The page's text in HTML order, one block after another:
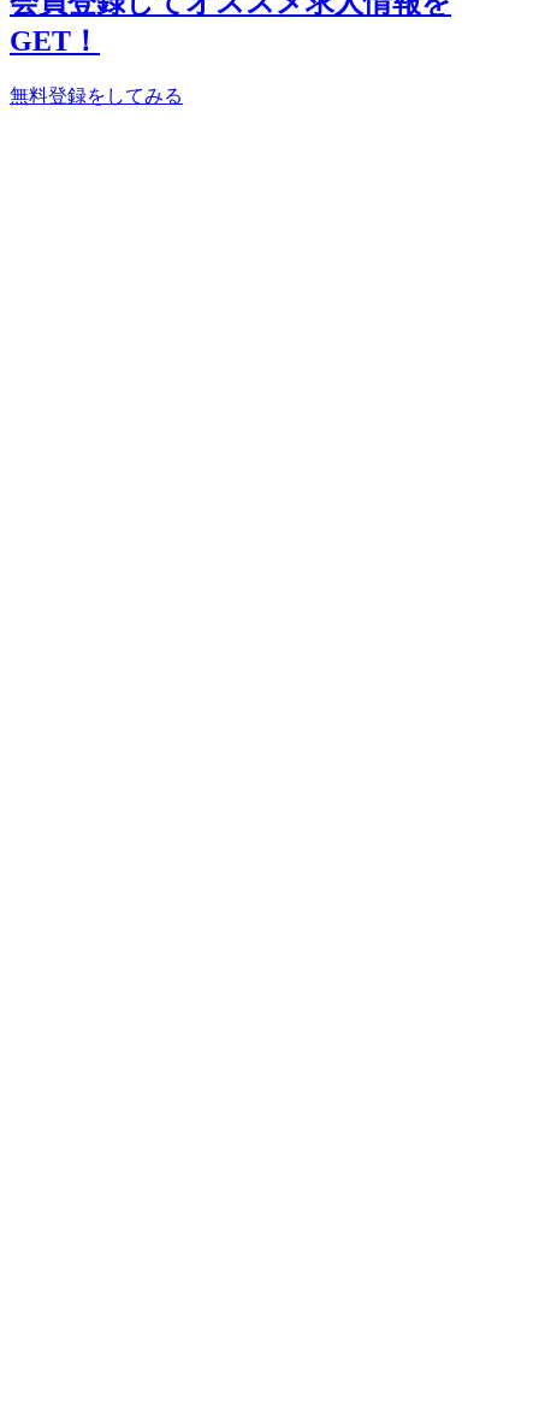
GET！
無料登録をしてみる